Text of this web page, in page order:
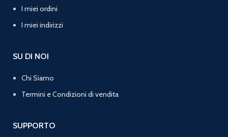
I miei ordini
I miei indirizzi
SU DI NOI
Chi Siamo
Termini e Condizioni di vendita
SUPPORTO